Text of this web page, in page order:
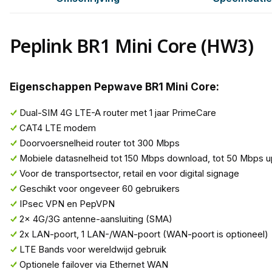
Peplink BR1 Mini Core (HW3)
Eigenschappen Pepwave BR1 Mini Core:
Dual-SIM 4G LTE-A router met 1 jaar PrimeCare
CAT4 LTE modem
Doorvoersnelheid router tot 300 Mbps
Mobiele datasnelheid tot 150 Mbps download, tot 50 Mbps
Voor de transportsector, retail en voor digital signage
Geschikt voor ongeveer 60 gebruikers
IPsec VPN en PepVPN
2x 4G/3G antenne-aansluiting (SMA)
2x LAN-poort, 1 LAN-/WAN-poort (WAN-poort is optioneel)
LTE Bands voor wereldwijd gebruik
Optionele failover via Ethernet WAN